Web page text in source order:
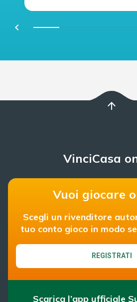
chevron_left
arrow_upward
VinciCasa
Vuoi giocare
Scegli un rivenditore
tuo conto gioco in modo
REGISTRATI
Scarica l’app ufficiale